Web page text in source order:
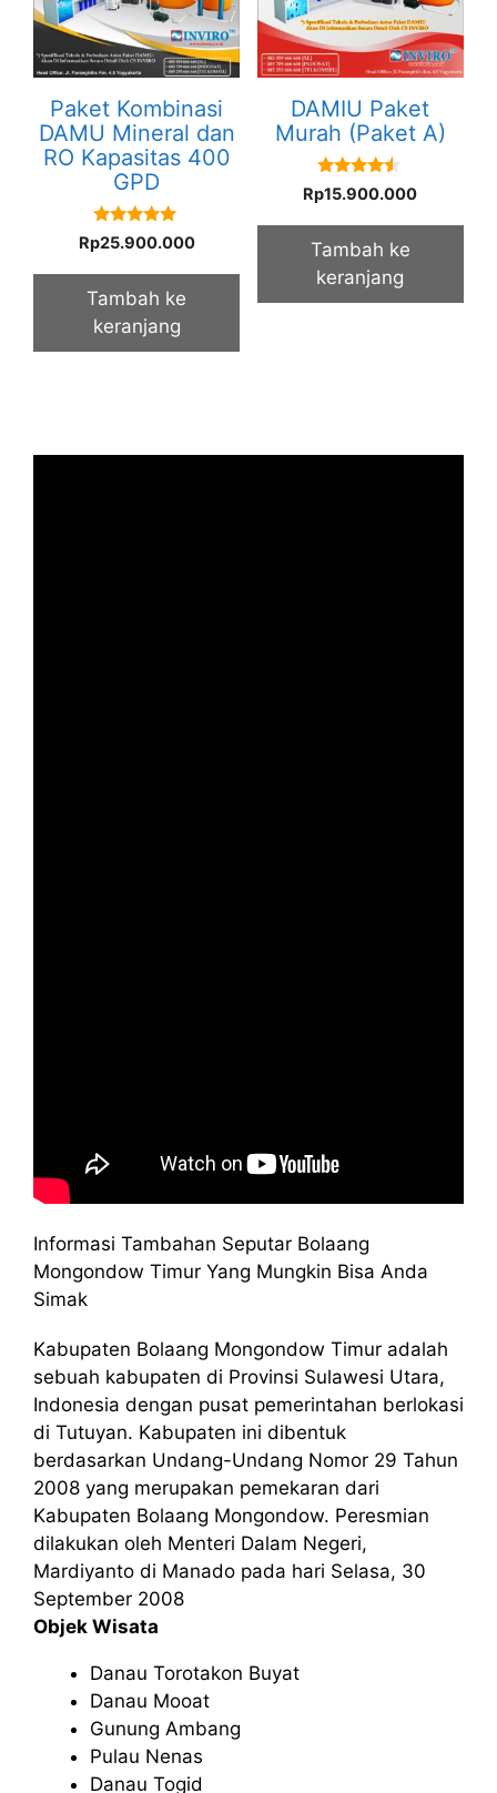
Paket Kombinasi
DAMU Mineral dan
RO Kapasitas 400
GPD
5.00
out of 5
Rp25.900.000
Tambah ke
keranjang
DAMIU Paket
Murah (Paket A)
4.33
out of 5
Rp15.900.000
Tambah ke
keranjang
Informasi Tambahan Seputar Bolaang
Mongondow Timur Yang Mungkin Bisa Anda
Simak
Kabupaten Bolaang Mongondow Timur adalah
sebuah kabupaten di Provinsi Sulawesi Utara,
Indonesia dengan pusat pemerintahan berlokasi
di Tutuyan. Kabupaten ini dibentuk
berdasarkan Undang-Undang Nomor 29 Tahun
2008 yang merupakan pemekaran dari
Kabupaten Bolaang Mongondow. Peresmian
dilakukan oleh Menteri Dalam Negeri,
Mardiyanto di Manado pada hari Selasa, 30
September 2008
Objek Wisata
Danau Torotakon Buyat
Danau Mooat
Gunung Ambang
Pulau Nenas
Danau Togid